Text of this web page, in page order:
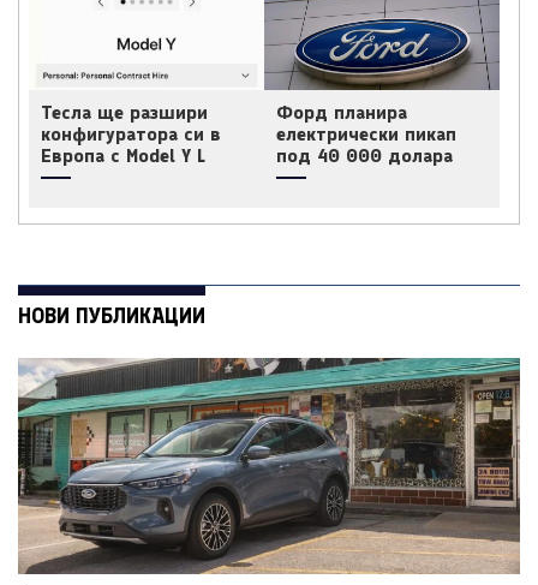
Тесла ще разшири
конфигуратора си в
Европа с Model Y L
Форд планира
електрически пикап
под 40 000 долара
НОВИ ПУБЛИКАЦИИ